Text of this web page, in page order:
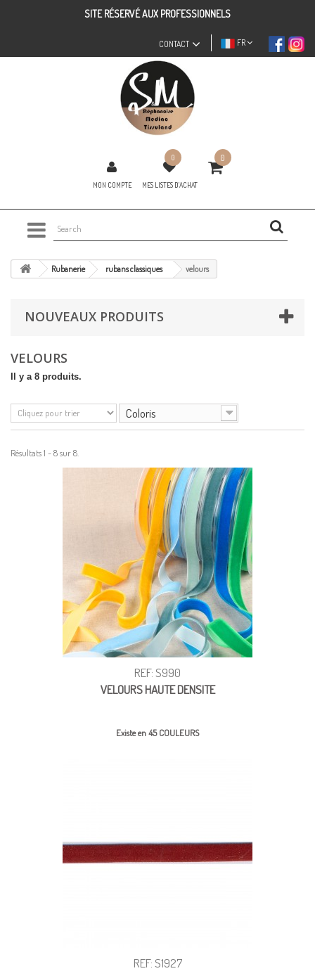
SITE RÉSERVÉ AUX PROFESSIONNELS
FR
CONTACT
MON COMPTE
0
MES LISTES D'ACHAT
0
Rubanerie rubans classiques velours
NOUVEAUX PRODUITS
VELOURS
Il y a 8 produits.
Coloris
Résultats 1 - 8 sur 8.
REF: S990
VELOURS HAUTE DENSITE
Existe en 45 COULEURS
REF: S1927